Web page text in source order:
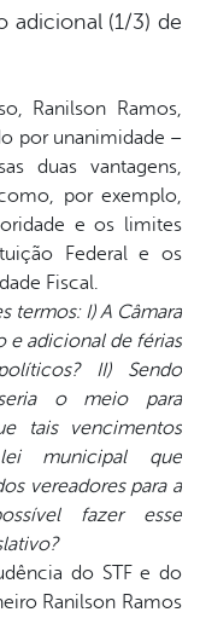
adicional (1/3) de
Ranilson Ramos,
por unanimidade –
duas vantagens,
por exemplo,
e os limites
Federal e os
Fiscal.
termos: I) A Câmara
e adicional de férias
II) Sendo
o meio para
tais vencimentos
municipal que
vereadores para a
fazer esse
do STF e do
Ranilson Ramos